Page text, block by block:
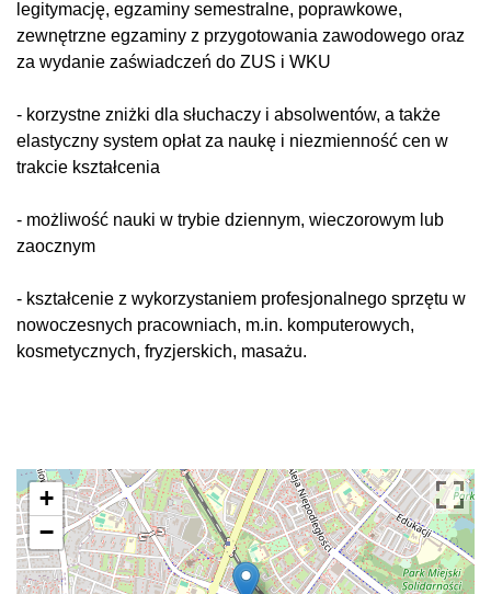
legitymację, egzaminy semestralne, poprawkowe,
zewnętrzne egzaminy z przygotowania zawodowego oraz
za wydanie zaświadczeń do ZUS i WKU
- korzystne zniżki dla słuchaczy i absolwentów, a także
elastyczny system opłat za naukę i niezmienność cen w
trakcie kształcenia
- możliwość nauki w trybie dziennym, wieczorowym lub
zaocznym
- kształcenie z wykorzystaniem profesjonalnego sprzętu w
nowoczesnych pracowniach, m.in. komputerowych,
kosmetycznych, fryzjerskich, masażu.
+
−